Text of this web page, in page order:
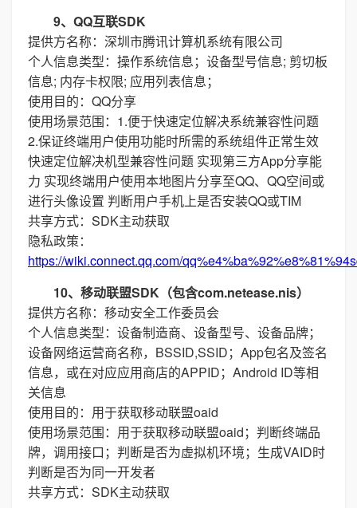
9、QQ互联SDK
提供方名称：深圳市腾讯计算机系统有限公司
个人信息类型：操作系统信息；设备型号信息; 剪切板
信息; 内存卡权限; 应用列表信息；
使用目的：QQ分享
使用场景范围：1.便于快速定位解决系统兼容性问题
2.保证终端用户使用功能时所需的系统组件正常生效
快速定位解决机型兼容性问题 实现第三方App分享能
力 实现终端用户使用本地图片分享至QQ、QQ空间或
进行头像设置 判断用户手机上是否安装QQ或TIM
共享方式：SDK主动获取
隐私政策：
https://wiki.connect.qq.com/
10、移动联盟SDK（包含com.netease.nis）
提供方名称：移动安全工作委员会
个人信息类型：设备制造商、设备型号、设备品牌；
设备网络运营商名称，BSSID,SSID；App包名及签名
信息，或在对应应用商店的APPID；Android ID等相
关信息
使用目的：用于获取移动联盟oaid
使用场景范围：用于获取移动联盟oaid；判断终端品
牌，调用接口；判断是否为虚拟机环境；生成VAID时
判断是否为同一开发者
共享方式：SDK主动获取